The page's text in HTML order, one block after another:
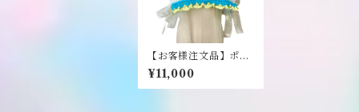
【お客様注文品】ポッ
プなビスチェ（水色）
《i-mai-main》
¥11,000